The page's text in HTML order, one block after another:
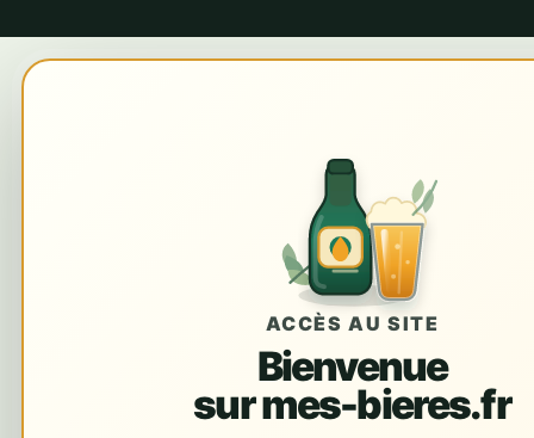
ACCÈS AU SITE
Bienvenue
sur mes-bieres.fr